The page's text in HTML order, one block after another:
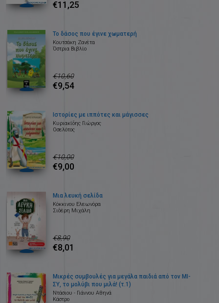
€11,25
Το δάσος που έγινε χωματερή
Κουτσάκη Ζανέτα
Όστρια Βιβλίο
€10,60
€9,54
Ιστορίες με ιππότες και μάγισσες
Κυριακίδης Γιώργος
Οσελότος
€10,00
€9,00
Μια λευκή σελίδα
Κόκκινου Ελεωνόρα
Σιδέρη Μιχάλη
€8,90
€8,01
Μικρές συμβουλές για μεγάλα παιδιά από τον ΜΙ-
ΣΥ, το μολύβι που μιλά! (τ.1)
Ντάσιου - Γιάννου Αθηνά
Κάστρο